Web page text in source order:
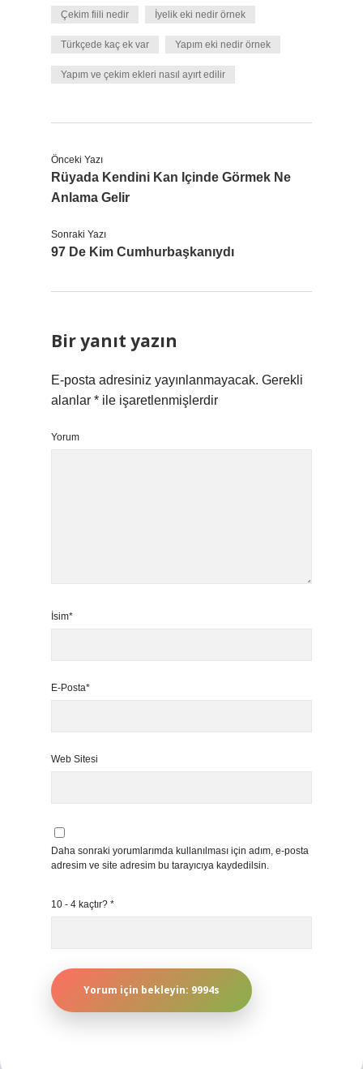
Çekim fiili nedir İyelik eki nedir örnek
Türkçede kaç ek var Yapım eki nedir örnek
Yapım ve çekim ekleri nasıl ayırt edilir
Önceki Yazı
Rüyada Kendini Kan Içinde Görmek Ne
Anlama Gelir
Sonraki Yazı
97 De Kim Cumhurbaşkanıydı
Bir yanıt yazın
E-posta adresiniz yayınlanmayacak. Gerekli
alanlar * ile işaretlenmişlerdir
Yorum
İsim*
E-Posta*
Web Sitesi
Daha sonraki yorumlarımda kullanılması için adım, e-posta
adresim ve site adresim bu tarayıcıya kaydedilsin.
10 - 4 kaçtır? *